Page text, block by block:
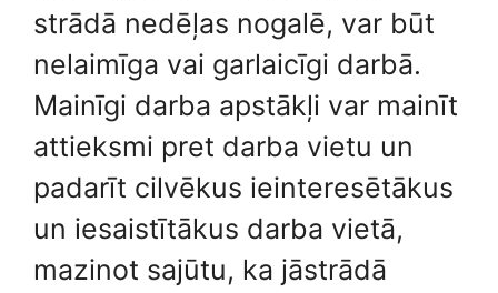
strādā nedēļas nogalē, var būt
nelaimīga vai garlaicīgi darbā.
Mainīgi darba apstākļi var mainīt
attieksmi pret darba vietu un
padarīt cilvēkus ieinteresētākus
un iesaistītākus darba vietā,
mazinot sajūtu, ka jāstrādā